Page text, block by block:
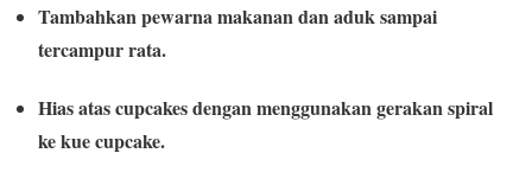
Tambahkan pewarna makanan dan aduk sampai
tercampur rata.
Hias atas cupcakes dengan menggunakan gerakan spiral
ke kue cupcake.